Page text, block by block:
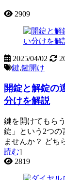
2909
2025/04/02
鍵,鍵開け
開錠と解錠の
分けを解説
鍵を開けてもら
錠」という2つの
ませんか？ ど
読む]
2819